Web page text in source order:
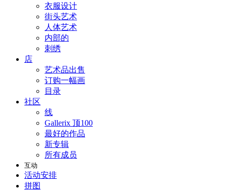
衣服设计
街头艺术
人体艺术
内部的
刺绣
店
艺术品出售
订购一幅画
目录
社区
线
Gallerix 顶100
最好的作品
新专辑
所有成员
互动
活动安排
拼图